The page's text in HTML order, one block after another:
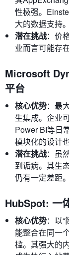
性极强。
大的数据支持。
潜在挑战：价
业而言可能存
Microsoft
平台
核心优势：最
生集成。企业
Power BI等日
模块化的设计
潜在挑战：虽
到诟病。其生
仍有一定差距。
HubSpot: 一
核心优势：以
能整合在同一
槛。其强大的